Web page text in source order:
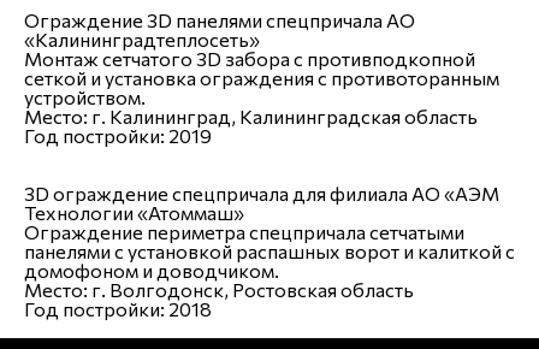
Ограждение 3D панелями спецпричала АО
«Калининградтеплосеть»
Монтаж сетчатого 3D забора с противподкопной
сеткой и установка ограждения с противоторанным
устройством.
Место: г. Калининград, Калининградская область
Год постройки: 2019
3D ограждение спецпричала для филиала АО «АЭМ
Технологии «Атоммаш»
Ограждение периметра спецпричала сетчатыми
панелями с установкой распашных ворот и калиткой с
домофоном и доводчиком.
Место: г. Волгодонск, Ростовская область
Год постройки:2018